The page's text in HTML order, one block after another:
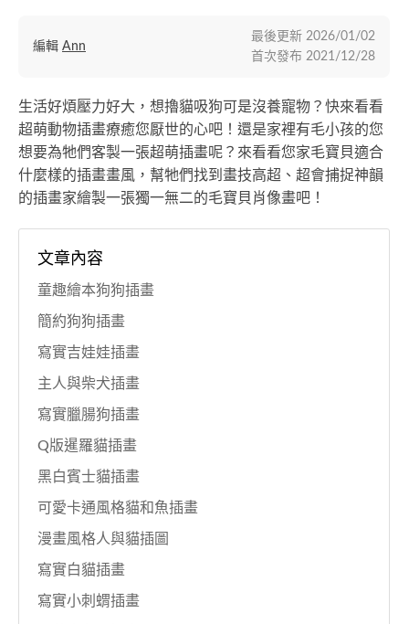
生活好煩壓力好大，想擼貓吸狗可是沒養寵物？快來看看
超萌動物插畫療癒您厭世的心吧！還是家裡有毛小孩的您
想要為牠們客製一張超萌插畫呢？來看看您家毛寶貝適合
什麼樣的插畫畫風，幫牠們找到畫技高超、超會捕捉神韻
的插畫家繪製一張獨一無二的毛寶貝肖像畫吧！
編輯 Ann
最後更新 2026/01/02
首次發布 2021/12/28
文章內容
童趣繪本狗狗插畫
簡約狗狗插畫
寫實吉娃娃插畫
主人與柴犬插畫
寫實臘腸狗插畫
Q版暹羅貓插畫
黑白賓士貓插畫
可愛卡通風格貓和魚插畫
漫畫風格人與貓插圖
寫實白貓插畫
寫實小刺蝟插畫